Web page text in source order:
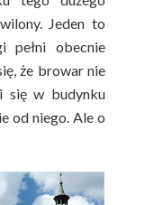
Jeden to
pełni obecnie
że browar nie
się w budynku
od niego. Ale o